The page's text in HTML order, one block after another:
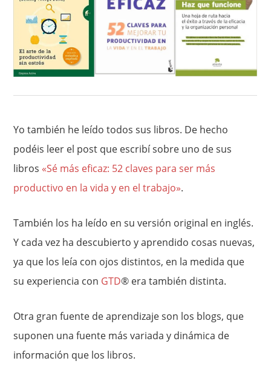
Yo también he leído todos sus libros. De hecho
podéis leer el post que escribí sobre uno de sus
libros «Sé más eficaz: 52 claves para ser más
productivo en la vida y en el trabajo».
También los ha leído en su versión original en inglés.
Y cada vez ha descubierto y aprendido cosas nuevas,
ya que los leía con ojos distintos, en la medida que
su experiencia con GTD® era también distinta.
Otra gran fuente de aprendizaje son los blogs, que
suponen una fuente más variada y dinámica de
información que los libros.